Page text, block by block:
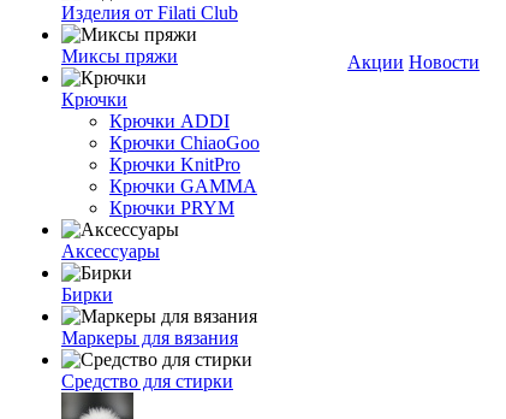
Изделия от Filati Club
Миксы пряжи
Крючки
Крючки ADDI
Крючки ChiaoGoo
Крючки KnitPro
Крючки GAMMA
Крючки PRYM
Аксессуары
Бирки
Маркеры для вязания
Средство для стирки
Акции Новости